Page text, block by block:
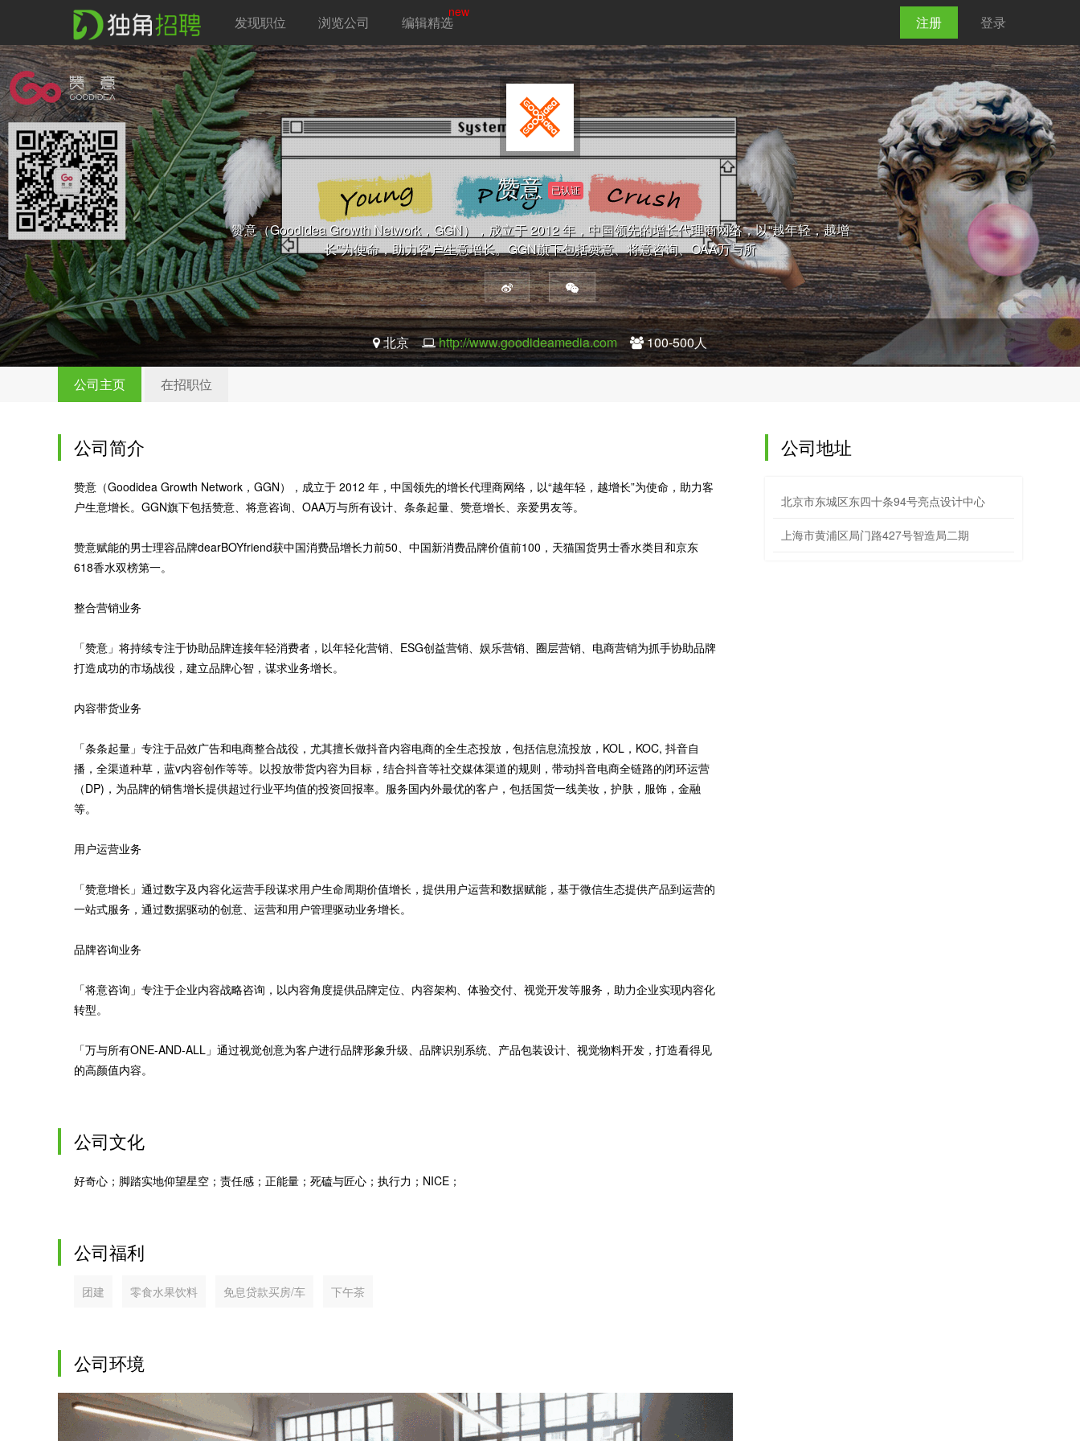
发现职位 浏览公司 编辑精选
new
注册 登录
赞意 已认证
赞意（Goodidea Growth Network，GGN），成立于 2012 年，中国领先的增长代理商网络，以“越年轻，越增
长”为使命，助力客户生意增长。GGN旗下包括赞意、将意咨询、OAA万与所
北京 http://www.goodideamedia.com 100-500人
公司主页 在招职位
公司简介
赞意（Goodidea Growth Network，GGN），成立于 2012 年，中国领先的增长代理商网络，以“越年轻，越增长”为使命，助力客
户生意增长。GGN旗下包括赞意、将意咨询、OAA万与所有设计、条条起量、赞意增长、亲爱男友等。
赞意赋能的男士理容品牌dearBOYfriend获中国消费品增长力前50、中国新消费品牌价值前100，天猫国货男士香水类目和京东
618香水双榜第一。
整合营销业务
「赞意」将持续专注于协助品牌连接年轻消费者，以年轻化营销、ESG创益营销、娱乐营销、圈层营销、电商营销为抓手协助品牌
打造成功的市场战役，建立品牌心智，谋求业务增长。
内容带货业务
「条条起量」专注于品效广告和电商整合战役，尤其擅长做抖音内容电商的全生态投放，包括信息流投放，KOL，KOC, 抖音自
播，全渠道种草，蓝v内容创作等等。以投放带货内容为目标，结合抖音等社交媒体渠道的规则，带动抖音电商全链路的闭环运营
（DP)，为品牌的销售增长提供超过行业平均值的投资回报率。服务国内外最优的客户，包括国货一线美妆，护肤，服饰，金融
等。
用户运营业务
「赞意增长」通过数字及内容化运营手段谋求用户生命周期价值增长，提供用户运营和数据赋能，基于微信生态提供产品到运营的
一站式服务，通过数据驱动的创意、运营和用户管理驱动业务增长。
品牌咨询业务
「将意咨询」专注于企业内容战略咨询，以内容角度提供品牌定位、内容架构、体验交付、视觉开发等服务，助力企业实现内容化
转型。
「万与所有ONE-AND-ALL」通过视觉创意为客户进行品牌形象升级、品牌识别系统、产品包装设计、视觉物料开发，打造看得见
的高颜值内容。
公司文化
好奇心；脚踏实地仰望星空；责任感；正能量；死磕与匠心；执行力；NICE；
公司福利
团建 零食水果饮料 免息贷款买房/车 下午茶
公司环境
公司地址
北京市东城区东四十条94号亮点设计中心
上海市黄浦区局门路427号智造局二期